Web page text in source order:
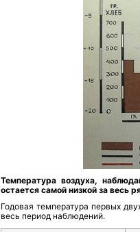
Температура воздуха,
остается самой низкой за весь
Годовая температура первых
весь период наблюдений.